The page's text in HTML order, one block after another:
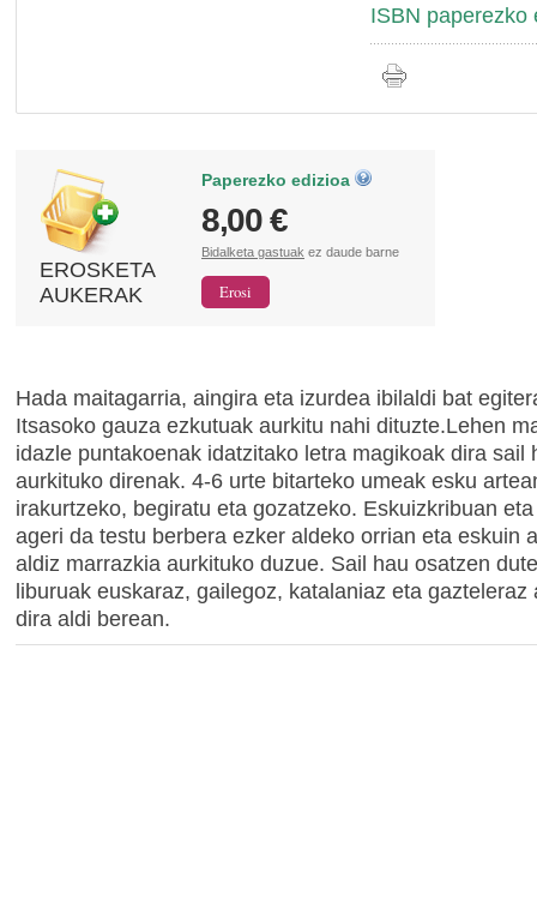
ISBN paperezko
EROSKETA
AUKERAK
Paperezko edizioa
8,00 €
Bidalketa gastuak ez daude barne
Hada maitagarria, aingira eta izurdea ibilaldi bat
Itsasoko gauza ezkutuak aurkitu nahi dituzte.Lehen
idazle puntakoenak idatzitako letra magikoak dira sail
aurkituko direnak. 4-6 urte bitarteko umeak esku
irakurtzeko, begiratu eta gozatzeko. Eskuizkribuan
ageri da testu berbera ezker aldeko orrian eta eskuin
aldiz marrazkia aurkituko duzue. Sail hau osatzen
liburuak euskaraz, gailegoz, katalaniaz eta gazteleraz
dira aldi berean.